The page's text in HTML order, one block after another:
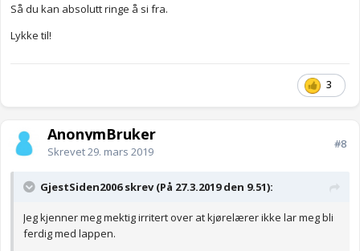
sender inn en offisiell klage.
Så du kan absolutt ringe å si fra.
Lykke til!
3
AnonymBruker
Skrevet29. mars 2019
#8
GjestSiden2006 skrev (På 27.3.2019 den 9.51):
Jeg kjenner meg mektig irritert over at kjørelærer ikke lar meg bli
ferdig med lappen.